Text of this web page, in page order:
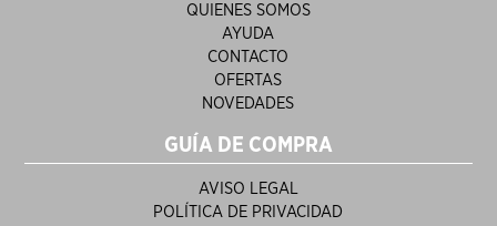
QUIENES SOMOS
AYUDA
CONTACTO
OFERTAS
NOVEDADES
GUÍA DE COMPRA
AVISO LEGAL
POLÍTICA DE PRIVACIDAD